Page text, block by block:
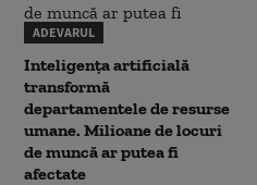
ADEVARUL
Inteligența artificială
transformă
departamentele de resurse
umane. Milioane de locuri
de muncă ar putea fi
afectate